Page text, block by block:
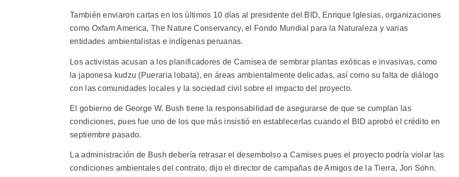
También enviaron cartas en los últimos 10 días al presidente del BID, Enrique Iglesias, organizaciones
como Oxfam America, The Nature Conservancy, el Fondo Mundial para la Naturaleza y varias
entidades ambientalistas e indígenas peruanas.
Los activistas acusan a los planificadores de Camisea de sembrar plantas exóticas e invasivas, como
la japonesa kudzu (Pueraria lobata), en áreas ambientalmente delicadas, así como su falta de diálogo
con las comunidades locales y la sociedad civil sobre el impacto del proyecto.
El gobierno de George W. Bush tiene la responsabilidad de asegurarse de que se cumplan las
condiciones, pues fue uno de los que más insistió en establecerlas cuando el BID aprobó el crédito en
septiembre pasado.
La administración de Bush debería retrasar el desembolso a Camises pues el proyecto podría violar las
condiciones ambientales del contrato, dijo el director de campañas de Amigos de la Tierra, Jon Sohn.